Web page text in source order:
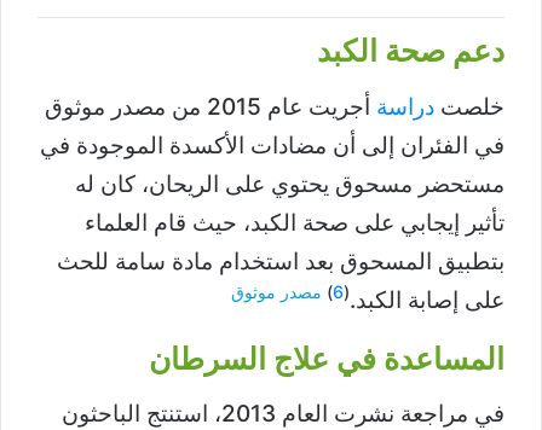
دعم صحة الكبد
خلصت دراسة
أجريت عام 2015 من مصدر موثوق
في الفئران إلى أن مضادات الأكسدة الموجودة في
مستحضر مسحوق يحتوي على الريحان، كان له
تأثير إيجابي على صحة الكبد، حيث قام العلماء
بتطبيق المسحوق بعد استخدام مادة سامة للحث
على إصابة الكبد.(
6
) مصدر موثوق
المساعدة في علاج السرطان
في مراجعة نشرت العام 2013، استنتج الباحثون